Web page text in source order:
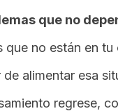
que no
que no están en
de alimentar esa
regrese,